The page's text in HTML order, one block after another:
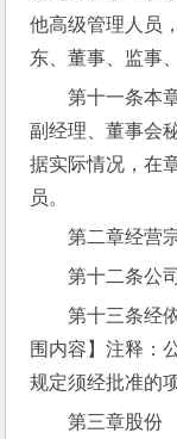
他高级管理人员
东、董事、监事
第十一条本
副经理、董事会
据实际情况，在
员。
第二章经营
第十二条公
第十三条经
围内容】注释：
规定须经批准的
第三章股份